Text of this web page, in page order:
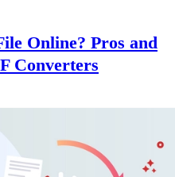
Online? Pros and
Converters